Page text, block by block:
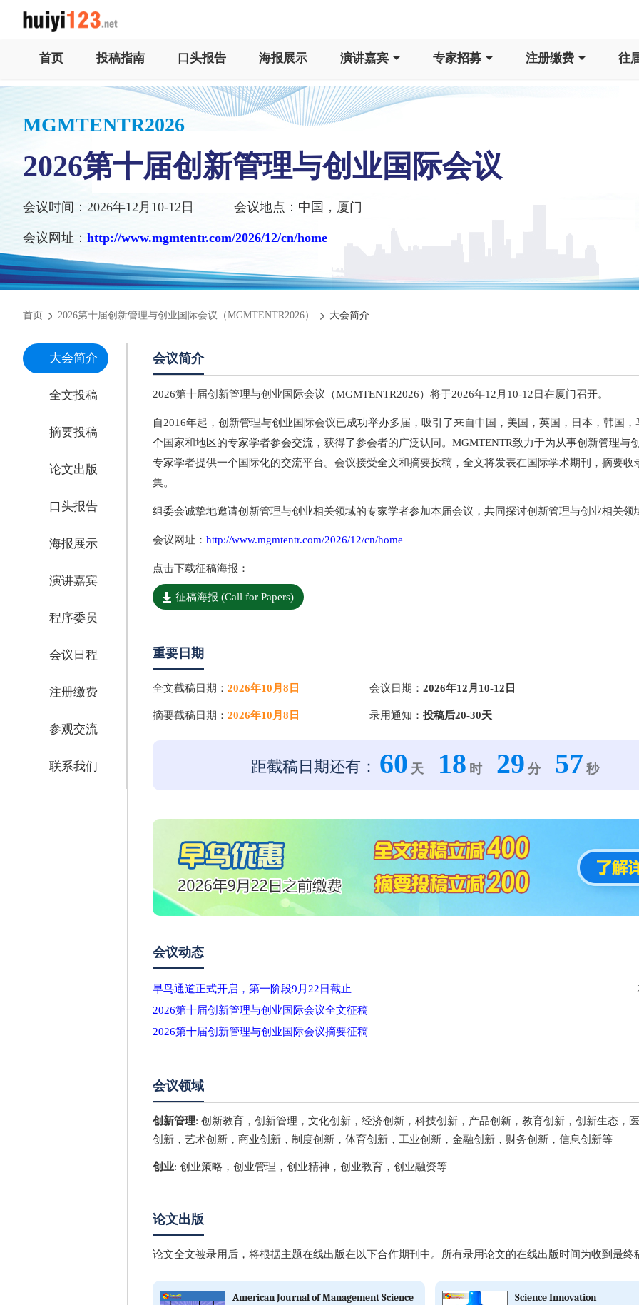
首页 投稿指南 口头报告 海报展示 演讲嘉宾 专家招募 注册缴费 往
MGMTENTR2026
2026第十届创新管理与创业国际会议
会议时间：2026年12月10-12日 会议地点：中国，厦门
会议网址： http://www.mgmtentr.com/2026/12/cn/home
首页 2026第十届创新管理与创业国际会议（MGMTENTR2026） 大会简介
大会简介
全文投稿
摘要投稿
论文出版
口头报告
海报展示
演讲嘉宾
程序委员
会议日程
注册缴费
参观交流
联系我们
会议简介
2026第十届创新管理与创业国际会议（MGMTENTR2026）将于2026年12月10-12日在厦门召开。
自2016年起，创新管理与创业国际会议已成功举办多届，吸引了来自中国，美国，英国，日本，韩国，
个国家和地区的专家学者参会交流，获得了参会者的广泛认同。MGMTENTR致力于为从事创新管理与
专家学者提供一个国际化的交流平台。会议接受全文和摘要投稿，全文将发表在国际学术期刊，摘要收
集。
组委会诚挚地邀请创新管理与创业相关领域的专家学者参加本届会议，共同探讨创新管理与创业相关领
会议网址： http://www.mgmtentr.com/2026/12/cn/home
点击下载征稿海报：
征稿海报 (Call for Papers)
重要日期
全文截稿日期： 2026年10月8日 会议日期： 2026年12月10-12日
摘要截稿日期： 2026年10月8日 录用通知： 投稿后20-30天
距截稿日期还有： 60 天 18 时 29 分 56 秒
会议动态
早鸟通道正式开启，第一阶段9月22日截止
2026第十届创新管理与创业国际会议全文征稿
2026第十届创新管理与创业国际会议摘要征稿
会议领域
创新管理: 创新教育，创新管理，文化创新，经济创新，科技创新，产品创新，教育创新，创新生态，
创新，艺术创新，商业创新，制度创新，体育创新，工业创新，金融创新，财务创新，信息创新等
创业: 创业策略，创业管理，创业精神，创业教育，创业融资等
论文出版
论文全文被录用后，将根据主题在线出版在以下合作期刊中。所有录用论文的在线出版时间为收到最终
American Journal of Management Science
Science Innovation